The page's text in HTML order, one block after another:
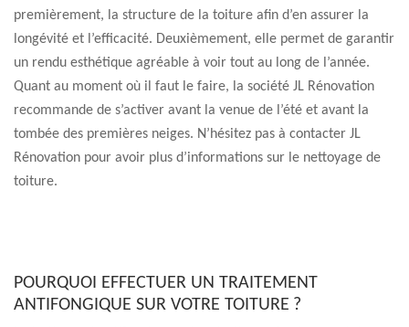
premièrement, la structure de la toiture afin d’en assurer la
longévité et l’efficacité. Deuxièmement, elle permet de garantir
un rendu esthétique agréable à voir tout au long de l’année.
Quant au moment où il faut le faire, la société JL Rénovation
recommande de s’activer avant la venue de l’été et avant la
tombée des premières neiges. N’hésitez pas à contacter JL
Rénovation pour avoir plus d’informations sur le nettoyage de
toiture.
POURQUOI EFFECTUER UN TRAITEMENT
ANTIFONGIQUE SUR VOTRE TOITURE ?